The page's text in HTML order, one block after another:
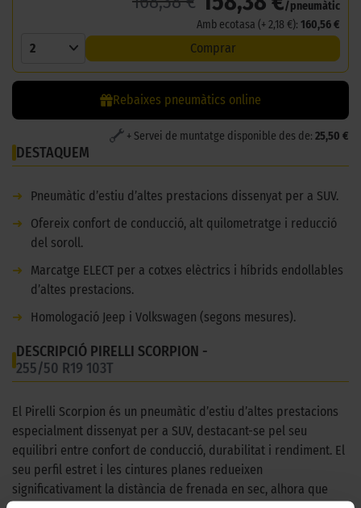
/pneumàtic
Amb ecotasa (+ 2,18 €): 160,56 €
2 Comprar
Rebaixes pneumàtics online
+ Servei de muntatge disponible des de: 25,50 €
DESTAQUEM
➜
Pneumàtic d’estiu d’altes prestacions dissenyat per a SUV.
➜
Ofereix confort de conducció, alt quilometratge i reducció
del soroll.
➜
Marcatge ELECT per a cotxes elèctrics i híbrids endollables
d’altes prestacions.
➜
Homologació Jeep i Volkswagen (segons mesures).
DESCRIPCIÓ PIRELLI SCORPION -
255/50 R19 103T
El Pirelli Scorpion és un pneumàtic d’estiu d’altes prestacions
especialment dissenyat per a SUV, destacant-se pel seu
equilibri entre confort de conducció, durabilitat i rendiment. El
seu perfil estret i les cintures planes redueixen
significativament la distància de frenada en sec, alhora que